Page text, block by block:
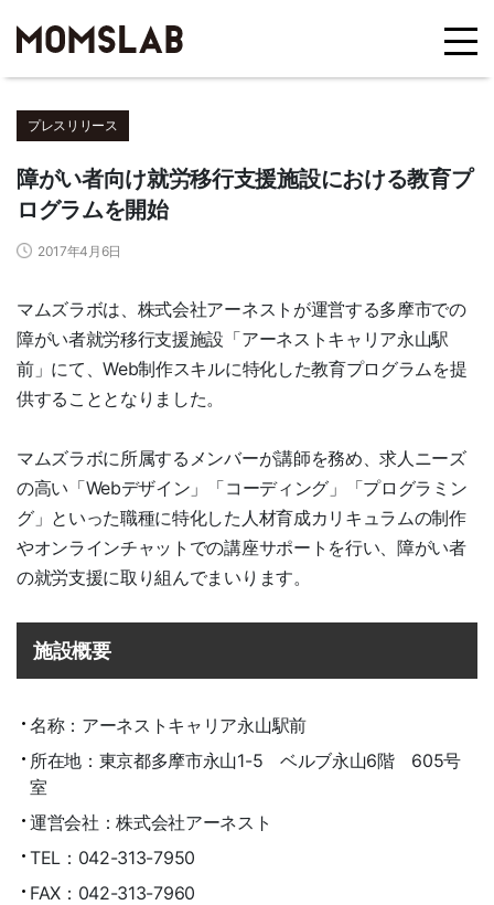
プレスリリース
障がい者向け就労移行支援施設における教育プ
ログラムを開始
2017年4月6日
マムズラボは、株式会社アーネストが運営する多摩市での
障がい者就労移行支援施設「アーネストキャリア永山駅
前」にて、Web制作スキルに特化した教育プログラムを提
供することとなりました。
マムズラボに所属するメンバーが講師を務め、求人ニーズ
の高い「Webデザイン」「コーディング」「プログラミン
グ」といった職種に特化した人材育成カリキュラムの制作
やオンラインチャットでの講座サポートを行い、障がい者
の就労支援に取り組んでまいります。
施設概要
名称：アーネストキャリア永山駅前
所在地：東京都多摩市永山1-5 ベルブ永山6階 605号
室
運営会社：株式会社アーネスト
TEL：042-313-7950
FAX：042-313-7960